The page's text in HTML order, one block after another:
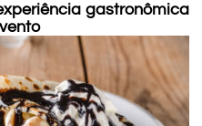
gastronômica